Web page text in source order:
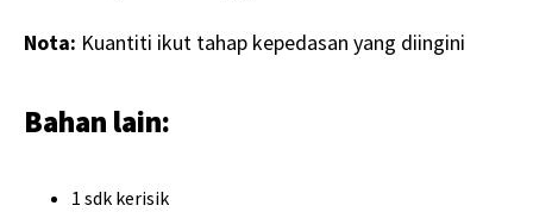
Nota: Kuantiti ikut tahap kepedasan yang diingini
Bahan lain:
1 sdk kerisik